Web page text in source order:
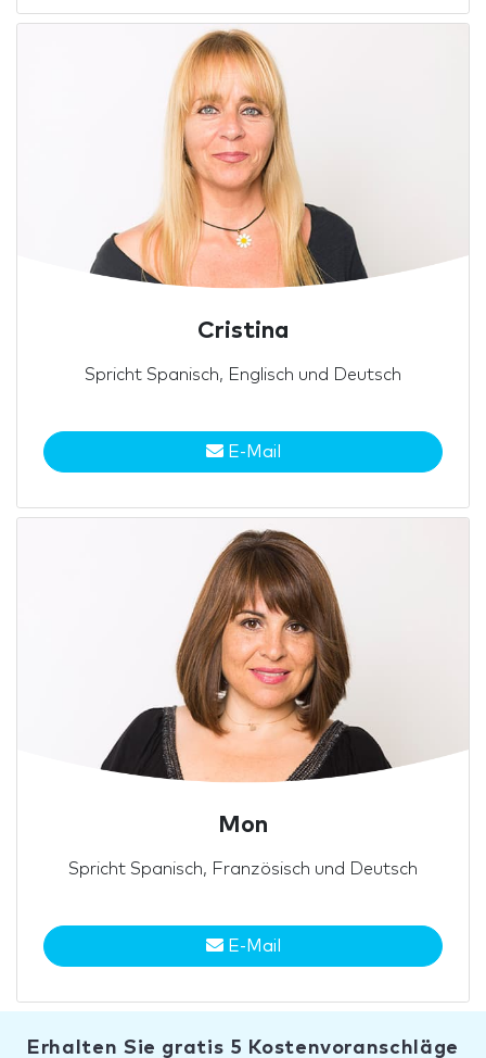
Cristina
Spricht Spanisch, Englisch und Deutsch
E-Mail
Mon
Spricht Spanisch, Französisch und Deutsch
E-Mail
Erhalten Sie gratis 5 Kostenvoranschläge